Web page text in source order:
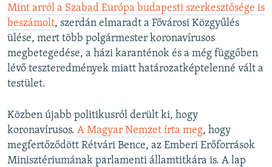
Mint arról a Szabad Európa budapesti szerkesztősége is
beszámolt, szerdán elmaradt a Fővárosi Közgyűlés
ülése, mert több polgármester koronavírusos
megbetegedése, a házi karanténok és a még függőben
lévő teszteredmények miatt határozatképtelenné vált a
testület.
Közben újabb politikusról derült ki, hogy
koronavírusos. A Magyar Nemzet írta meg, hogy
megfertőződött Rétvári Bence, az Emberi Erőforrások
Minisztériumának parlamenti államtitkára is. A lap